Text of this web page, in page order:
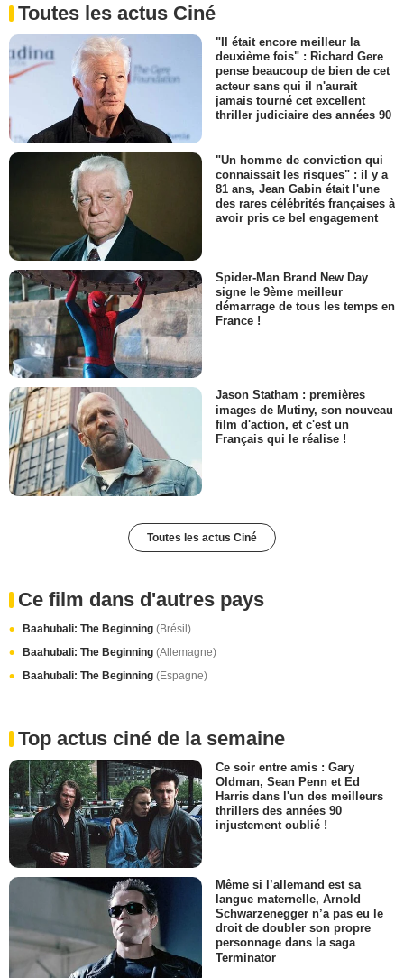
Toutes les actus Ciné
"Il était encore meilleur la
deuxième fois" : Richard Gere
pense beaucoup de bien de cet
acteur sans qui il n'aurait
jamais tourné cet excellent
thriller judiciaire des années 90
"Un homme de conviction qui
connaissait les risques" : il y a
81 ans, Jean Gabin était l'une
des rares célébrités françaises à
avoir pris ce bel engagement
Spider-Man Brand New Day
signe le 9ème meilleur
démarrage de tous les temps en
France !
Jason Statham : premières
images de Mutiny, son nouveau
film d'action, et c'est un
Français qui le réalise !
Toutes les actus Ciné
Ce film dans d'autres pays
Baahubali: The Beginning (Brésil)
Baahubali: The Beginning (Allemagne)
Baahubali: The Beginning (Espagne)
Top actus ciné de la semaine
Ce soir entre amis : Gary
Oldman, Sean Penn et Ed
Harris dans l'un des meilleurs
thrillers des années 90
injustement oublié !
Même si l’allemand est sa
langue maternelle, Arnold
Schwarzenegger n’a pas eu le
droit de doubler son propre
personnage dans la saga
Terminator